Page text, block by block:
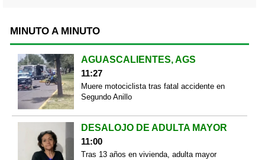
MINUTO A MINUTO
AGUASCALIENTES, AGS
11:27
Muere motociclista tras fatal accidente en
Segundo Anillo
DESALOJO DE ADULTA MAYOR
11:00
Tras 13 años en vivienda, adulta mayor